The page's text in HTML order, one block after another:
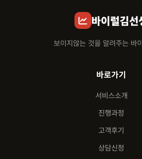
바이럴김선
보이지않는 것을 알려주는 바
바로가기
서비스소개
진행과정
고객후기
상담신청